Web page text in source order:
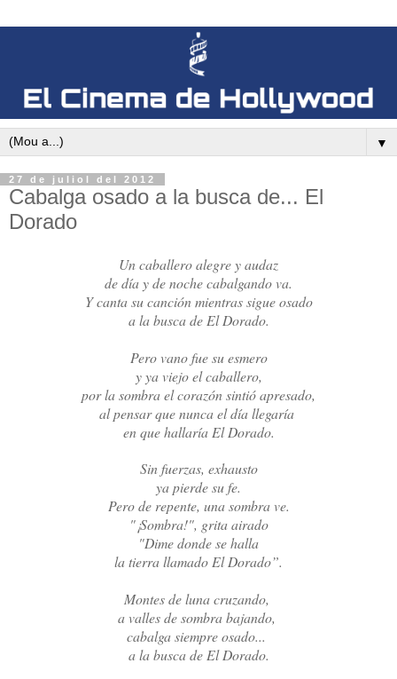
▼
27 de juliol del 2012
Cabalga osado a la busca de... El
Dorado
Un caballero alegre y audaz
de día y de noche cabalgando va.
Y canta su canción mientras sigue osado
a la busca de El Dorado.
Pero vano fue su esmero
y ya viejo el caballero,
por la sombra el corazón sintió apresado,
al pensar que nunca el día llegaría
en que hallaría El Dorado.
Sin fuerzas, exhausto
ya pierde su fe.
Pero de repente, una sombra ve.
"¡Sombra!", grita airado
"Dime donde se halla
la tierra llamado El Dorado”.
Montes de luna cruzando,
a valles de sombra bajando,
cabalga siempre osado...
a la busca de El Dorado.